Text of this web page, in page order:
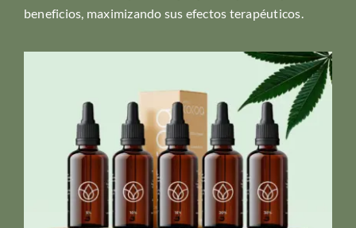
beneficios, maximizando sus efectos terapéuticos.